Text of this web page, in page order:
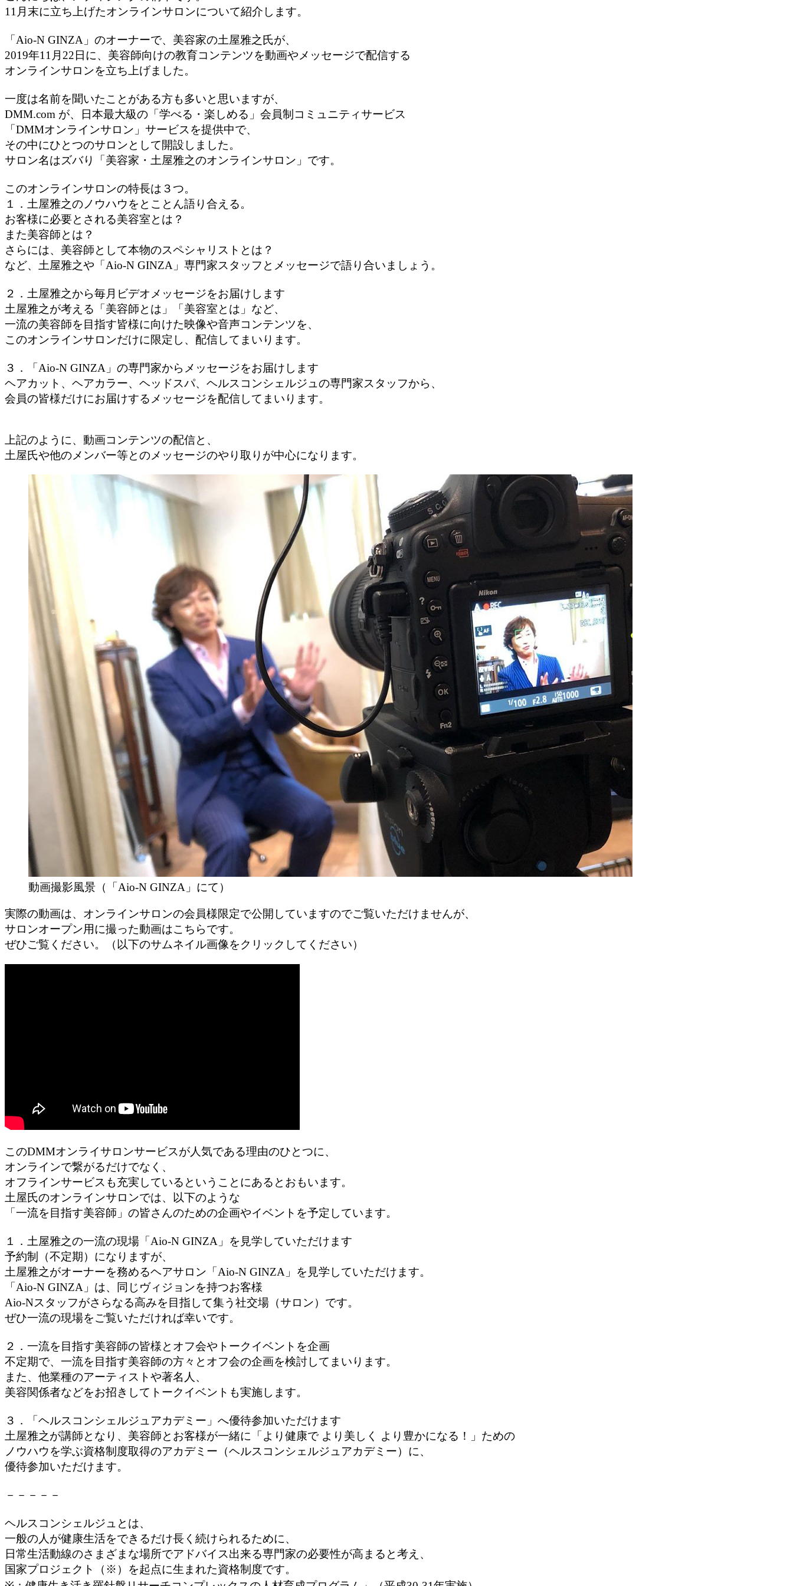
11月末に立ち上げたオンラインサロンについて紹介します。
「Aio-N GINZA」のオーナーで、美容家の土屋雅之氏が、
2019年11月22日に、美容師向けの教育コンテンツを動画やメッセージで配信する
オンラインサロンを立ち上げました。
一度は名前を聞いたことがある方も多いと思いますが、
DMM.com が、日本最大級の「学べる・楽しめる」会員制コミュニティサービス
「DMMオンラインサロン」サービスを提供中で、
その中にひとつのサロンとして開設しました。
サロン名はズバり「美容家・土屋雅之のオンラインサロン」です。
このオンラインサロンの特長は３つ。
１．土屋雅之のノウハウをとことん語り合える。
お客様に必要とされる美容室とは？
また美容師とは？
さらには、美容師として本物のスペシャリストとは？
など、土屋雅之や「Aio-N GINZA」専門家スタッフとメッセージで語り合いましょう。
２．土屋雅之から毎月ビデオメッセージをお届けします
土屋雅之が考える「美容師とは」「美容室とは」など、
一流の美容師を目指す皆様に向けた映像や音声コンテンツを、
このオンラインサロンだけに限定し、配信してまいります。
３．「Aio-N GINZA」の専門家からメッセージをお届けします
ヘアカット、ヘアカラー、ヘッドスパ、ヘルスコンシェルジュの専門家スタッフから、
会員の皆様だけにお届けするメッセージを配信してまいります。
上記のように、動画コンテンツの配信と、
土屋氏や他のメンバー等とのメッセージのやり取りが中心になります。
動画撮影風景（「Aio-N GINZA」にて）
実際の動画は、オンラインサロンの会員様限定で公開していますのでご覧いただけませんが、
サロンオープン用に撮った動画はこちらです。
ぜひご覧ください。（以下のサムネイル画像をクリックしてください）
このDMMオンライサロンサービスが人気である理由のひとつに、
オンラインで繋がるだけでなく、
オフラインサービスも充実しているということにあるとおもいます。
土屋氏のオンラインサロンでは、以下のような
「一流を目指す美容師」の皆さんのための企画やイベントを予定しています。
１．土屋雅之の一流の現場「Aio-N GINZA」を見学していただけます
予約制（不定期）になりますが、
土屋雅之がオーナーを務めるヘアサロン「Aio-N GINZA」を見学していただけます。
「Aio-N GINZA」は、同じヴィジョンを持つお客様
Aio-Nスタッフがさらなる高みを目指して集う社交場（サロン）です。
ぜひ一流の現場をご覧いただければ幸いです。
２．一流を目指す美容師の皆様とオフ会やトークイベントを企画
不定期で、一流を目指す美容師の方々とオフ会の企画を検討してまいります。
また、他業種のアーティストや著名人、
美容関係者などをお招きしてトークイベントも実施します。
３．「ヘルスコンシェルジュアカデミー」へ優待参加いただけます
土屋雅之が講師となり、美容師とお客様が一緒に「より健康で より美しく より豊かになる！」ための
ノウハウを学ぶ資格制度取得のアカデミー（ヘルスコンシェルジュアカデミー）に、
優待参加いただけます。
－－－－－
ヘルスコンシェルジュとは、
一般の人が健康生活をできるだけ長く続けられるために、
日常生活動線のさまざまな場所でアドバイス出来る専門家の必要性が高まると考え、
国家プロジェクト（※）を起点に生まれた資格制度です。